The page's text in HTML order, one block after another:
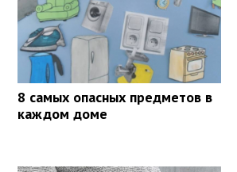
8 самых опасных предметов в
каждом доме